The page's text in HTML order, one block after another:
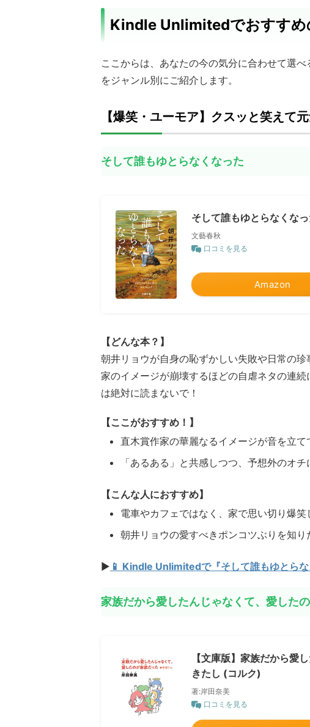
Kindle Unlimitedでおすすめ
ここからは、あなたの今の気分に合わせて選
をジャンル別にご紹介します。
【爆笑・ユーモア】クスッと笑えて
そして誰もゆとらなくなった
そして誰もゆとらなくな
文藝春秋
口コミを見る
Amazon
【どんな本？】
朝井リョウが自身の恥ずかしい失敗や日常の
家のイメージが崩壊するほどの自虐ネタの連
は絶対に読まないで！
【ここがおすすめ！】
直木賞作家の華麗なるイメージが音を立て
「あるある」と共感しつつ、予想外のオチ
【こんな人におすすめ】
電車やカフェではなく、家で思い切り爆笑
朝井リョウの愛すべきポンコツぶりを知り
▶ 📱 Kindle Unlimitedで『そして誰もゆとら
家族だから愛したんじゃなくて、愛した
【文庫版】家族だから愛
きたし (コルク)
著:岸田奈美
口コミを見る